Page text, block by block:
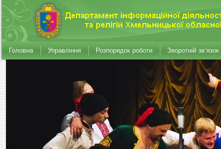
Головна Управління Розпорядок роботи Зворотній зв’язок